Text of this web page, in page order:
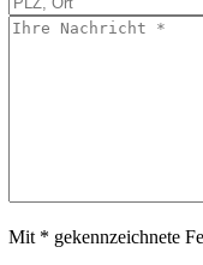
Mit * gekennzeichnete